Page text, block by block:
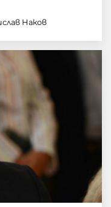
Наков